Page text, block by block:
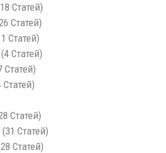
Статей)
Статей)
Статей)
(4 Статей)
Статей)
Статей)
Статей)
(31 Статей)
Статей)